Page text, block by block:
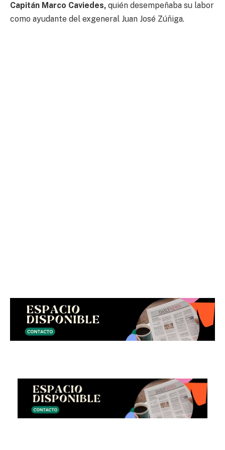
Capitán Marco Caviedes, quién desempeñaba su labor
como ayudante del exgeneral Juan José Zúñiga.